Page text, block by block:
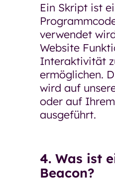
Ein Skript ist
verwendet
Website
Interaktivität
ermöglichen.
wird auf
oder auf
ausgeführt.
4. Was ist
Beacon?